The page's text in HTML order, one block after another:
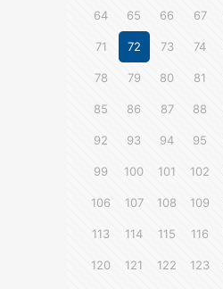
64 65 66 67
71 72 73 74
78 79 80 81
85 86 87 88
92 93 94 95
99 100 101 102
106 107 108 109
113 114 115 116
120 121 122 123